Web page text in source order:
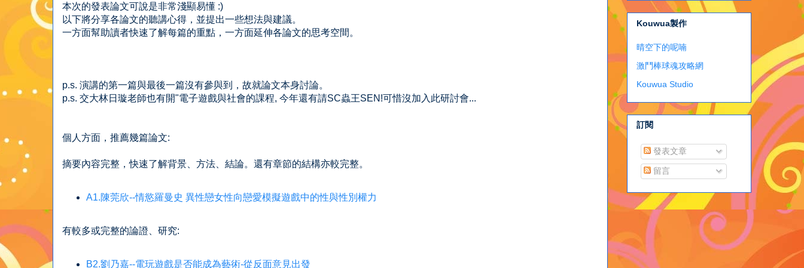
本次的發表論文可說是非常淺顯易懂 :)
以下將分享各論文的聽講心得，並提出一些想法與建議。
一方面幫助讀者快速了解每篇的重點，一方面延伸各論文的思考空間。
p.s. 演講的第一篇與最後一篇沒有參與到，故就論文本身討論。
p.s. 交大林日璇老師也有開"電子遊戲與社會的課程, 今年還有請SC蟲王SEN!可惜沒加入此研討會...
個人方面，推薦幾篇論文:
摘要內容完整，快速了解背景、方法、結論。還有章節的結構亦較完整。
A1.陳莞欣--情慾羅曼史 異性戀女性向戀愛模擬遊戲中的性與性別權力
有較多或完整的論證、研究:
B2.劉乃嘉--電玩遊戲是否能成為藝術-從反面意見出發
Kouwua製作
晴空下的呢喃
激鬥棒球魂攻略網
Kouwua Studio
訂閱
發表文章
留言